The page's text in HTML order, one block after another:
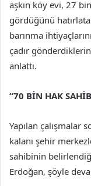
aşkın köy evi, 27
gördüğünü
barınma
çadır
anlattı.
“70 BİN HAK
Yapılan çalışmalar
kalanı şehir
sahibinin
Erdoğan, şöyle